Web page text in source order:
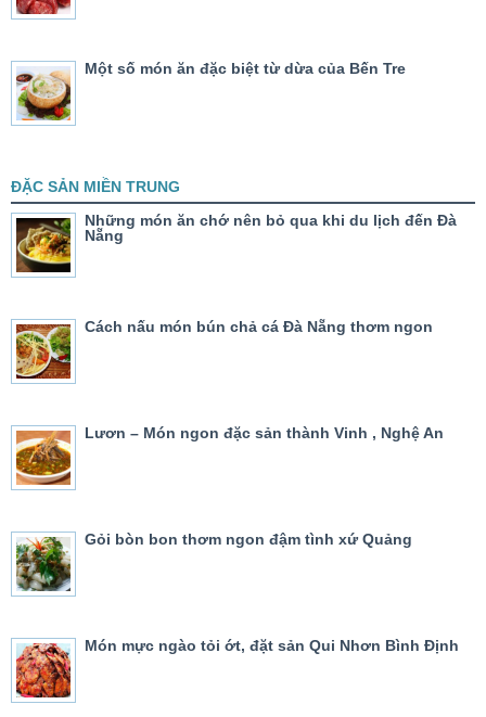
Một số món ăn đặc biệt từ dừa của Bến Tre
ĐẶC SẢN MIỀN TRUNG
Những món ăn chớ nên bỏ qua khi du lịch đến Đà
Nẵng
Cách nấu món bún chả cá Đà Nẵng thơm ngon
Lươn – Món ngon đặc sản thành Vinh , Nghệ An
Gỏi bòn bon thơm ngon đậm tình xứ Quảng
Món mực ngào tỏi ớt, đặt sản Qui Nhơn Bình Định